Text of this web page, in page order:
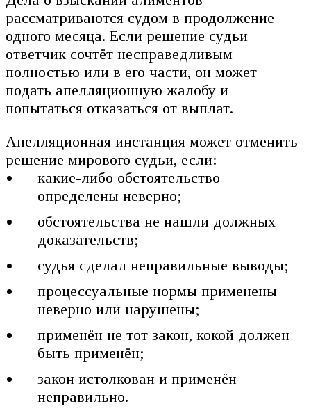
рассматриваются судом в продолжение
одного месяца. Если решение судьи
ответчик сочтёт несправедливым
полностью или в его части, он может
подать апелляционную жалобу и
попытаться отказаться от выплат.
Апелляционная инстанция может отменить
решение мирового судьи, если:
какие-либо обстоятельство
определены неверно;
обстоятельства не нашли должных
доказательств;
судья сделал неправильные выводы;
процессуальные нормы применены
неверно или нарушены;
применён не тот закон, кокой должен
быть применён;
закон истолкован и применён
неправильно.